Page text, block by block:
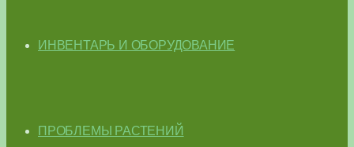
ИНВЕНТАРЬ И ОБОРУДОВАНИЕ
ПРОБЛЕМЫ РАСТЕНИЙ